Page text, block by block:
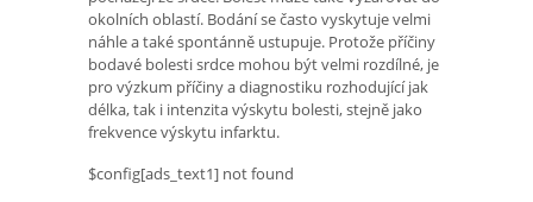
okolních oblastí. Bodání se často vyskytuje velmi
náhle a také spontánně ustupuje. Protože příčiny
bodavé bolesti srdce mohou být velmi rozdílné, je
pro výzkum příčiny a diagnostiku rozhodující jak
délka, tak i intenzita výskytu bolesti, stejně jako
frekvence výskytu infarktu.
$config[ads_text1] not found